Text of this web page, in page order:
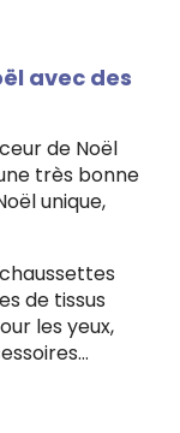
avec des
de Noël
très bonne
unique,
de tissus
les yeux,